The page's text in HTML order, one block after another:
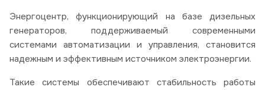
Энергоцентр, функционирующий на базе дизельных
генераторов, поддерживаемый современными
системами автоматизации и управления, становится
надежным и эффективным источником электроэнергии.
Такие системы обеспечивают стабильность работы